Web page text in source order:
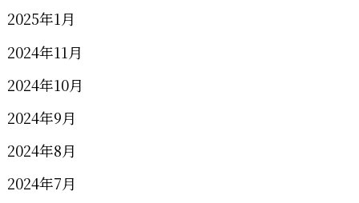
2025年1月
2024年11月
2024年10月
2024年9月
2024年8月
2024年7月